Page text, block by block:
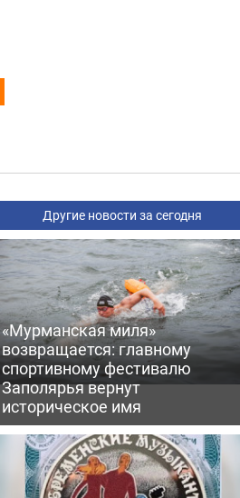
Другие новости за сегодня
«Мурманская миля»
возвращается: главному
спортивному фестивалю
Заполярья вернут
историческое имя